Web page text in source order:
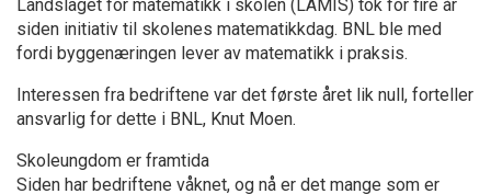
Landslaget for matematikk i skolen (LAMIS) tok for fire år
siden initiativ til skolenes matematikkdag. BNL ble med
fordi byggenæringen lever av matematikk i praksis.
Interessen fra bedriftene var det første året lik null, forteller
ansvarlig for dette i BNL, Knut Moen.
Skoleungdom er framtida
Siden har bedriftene våknet, og nå er det mange som er